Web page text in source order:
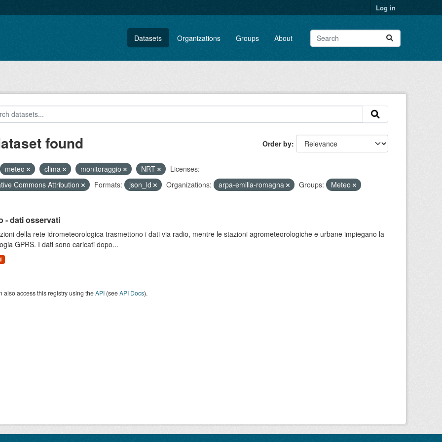
Log in
Datasets Organizations Groups About
Order by
found
meteo clima monitoraggio NRT
Licenses:
Commons Attribution
Formats: json_ld Organizations: arpa-emilia-romagna Groups: Meteo
- dati osservati
della rete idrometeorologica trasmettono i dati via radio, mentre le stazioni agrometeorologiche e urbane impiegano la
GPRS. I dati sono caricati dopo...
also access this registry using theAPI(seeAPI Docs).